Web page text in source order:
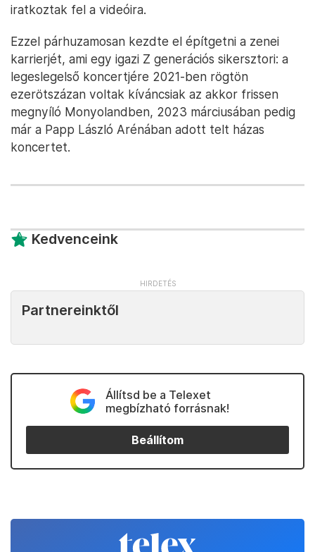
iratkoztak fel a videóira.
Ezzel párhuzamosan kezdte el építgetni a zenei
karrierjét, ami egy igazi Z generációs sikersztori: a
legeslegelső koncertjére 2021-ben rögtön
ezerötszázan voltak kíváncsiak az akkor frissen
megnyíló Monyolandben, 2023 márciusában pedig
már a Papp László Arénában adott telt házas
koncertet.
Kedvenceink
Partnereinktől
Állítsd be a Telexet
megbízható forrásnak!
Beállítom